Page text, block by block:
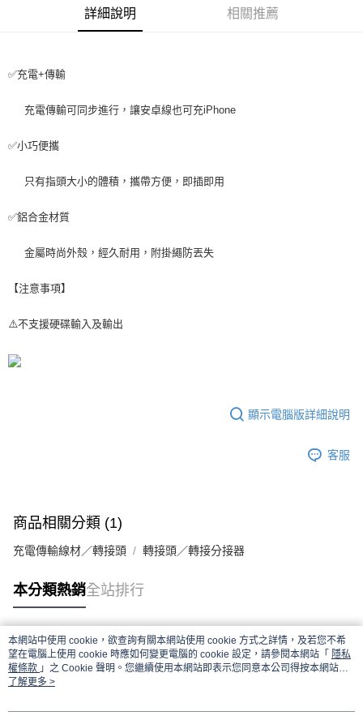
每筆NT$65，滿NT$690(含以上)免運費
詳細說明 相關推薦
✅充電+傳輸
充電傳輸可同步進行，讓安卓線也可充iPhone
✅小巧便攜
只有指頭大小的體積，攜帶方便，即插即用
✅鋁合金材質
金屬時尚外殼，經久耐用，附掛繩防丟失
【注意事項】
⚠️不支援硬碟輸入及輸出
顯示電腦版詳細說明
客服
商品相關分類 (1)
充電傳輸線材／轉接頭 轉接頭／轉接分接器
本分類熱銷全站排行
熱門標籤
本網站中使用 cookie，欲查詢有關本網站使用 cookie 方式之詳情，及若您不希
望在電腦上使用 cookie 時應如何變更電腦的 cookie 設定，請參閱本網站「 隱私
權條款 」之 Cookie 聲明。您繼續使用本網站即表示您同意本公司得按本網站使
用條款之 Cookie 聲明使用 cookie。
了解更多 >